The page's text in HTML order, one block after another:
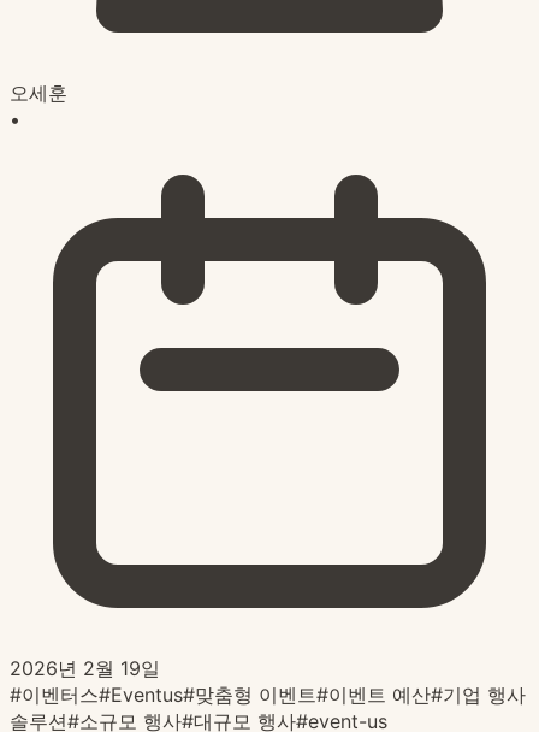
오세훈
•
2026년 2월 19일
#이벤터스#Eventus#맞춤형 이벤트#이벤트 예산#기업 행사
솔루션#소규모 행사#대규모 행사#event-us